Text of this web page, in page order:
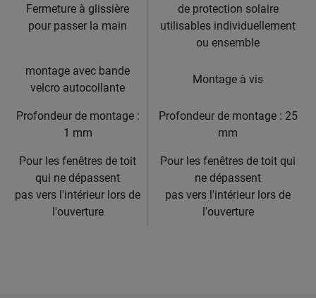
Fermeture à glissière
pour passer la main
de protection solaire
utilisables individuellement
ou ensemble
montage avec bande
velcro autocollante
Montage à vis
Profondeur de montage :
1 mm
Profondeur de montage : 25
mm
Pour les fenêtres de toit
qui ne dépassent
pas vers l'intérieur lors de
l'ouverture
Pour les fenêtres de toit qui
ne dépassent
pas vers l'intérieur lors de
l'ouverture